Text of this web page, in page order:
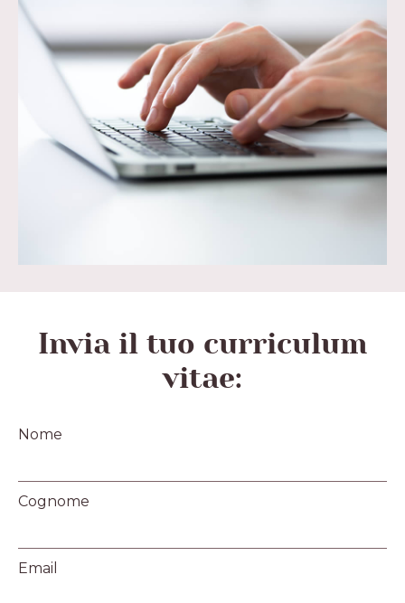
Invia il tuo curriculum
vitae:
Nome
Cognome
Email